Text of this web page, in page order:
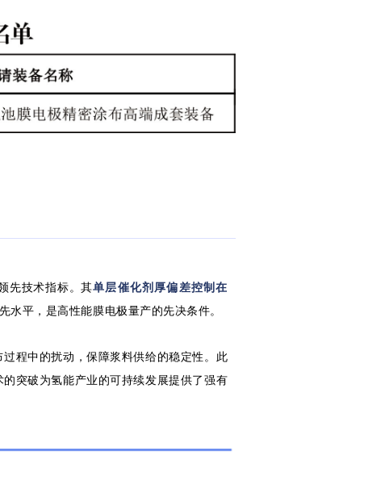
先技术指标。其单层催化剂厚偏差控制在
水平，是高性能膜电极量产的先决条件。
程中的扰动，保障浆料供给的稳定性。此
突破为氢能产业的可持续发展提供了强有